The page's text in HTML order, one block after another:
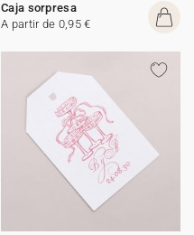
Caja sorpresa
A partir de 0,95 €